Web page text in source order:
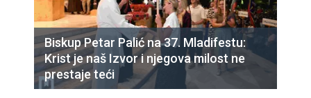
Biskup Petar Palić na 37. Mladifestu:
Krist je naš Izvor i njegova milost ne
prestaje teći